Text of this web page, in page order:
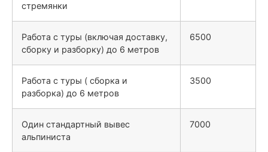
стремянки
Работа с туры (включая доставку,
сборку и разборку) до 6 метров
6500
Работа с туры ( сборка и
разборка) до 6 метров
3500
Один стандартный вывес
альпиниста
7000